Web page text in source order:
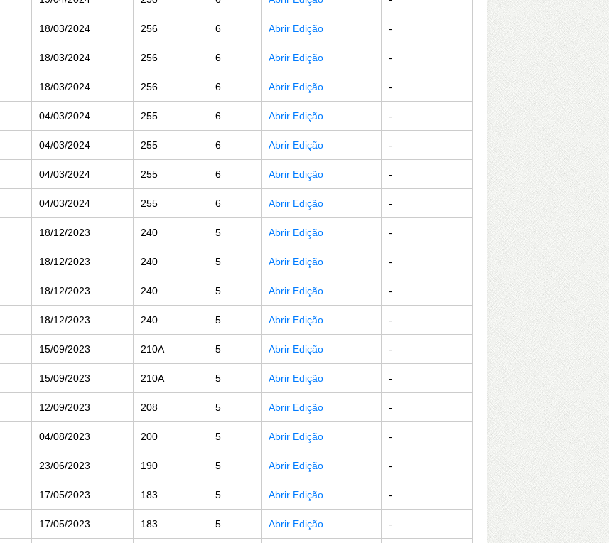
18/03/2024 256 6 Abrir Edição -
18/03/2024 256 6 Abrir Edição -
18/03/2024 256 6 Abrir Edição -
04/03/2024 255 6 Abrir Edição -
04/03/2024 255 6 Abrir Edição -
04/03/2024 255 6 Abrir Edição -
04/03/2024 255 6 Abrir Edição -
18/12/2023 240 5 Abrir Edição -
18/12/2023 240 5 Abrir Edição -
18/12/2023 240 5 Abrir Edição -
18/12/2023 240 5 Abrir Edição -
15/09/2023 210A 5 Abrir Edição -
15/09/2023 210A 5 Abrir Edição -
12/09/2023 208 5 Abrir Edição -
04/08/2023 200 5 Abrir Edição -
23/06/2023 190 5 Abrir Edição -
17/05/2023 183 5 Abrir Edição -
17/05/2023 183 5 Abrir Edição -